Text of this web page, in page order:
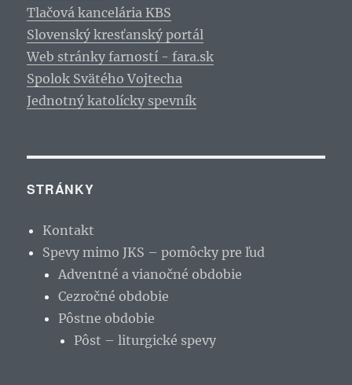
Tlačová kancelária KBS
Slovenský kresťanský portál
Web stránky farností - fara.sk
Spolok Svätého Vojtecha
Jednotný katolícky spevník
STRÁNKY
Kontakt
Spevy mimo JKS – pomôcky pre ľud
Adventné a vianočné obdobie
Cezročné obdobie
Pôstne obdobie
Pôst – liturgické spevy